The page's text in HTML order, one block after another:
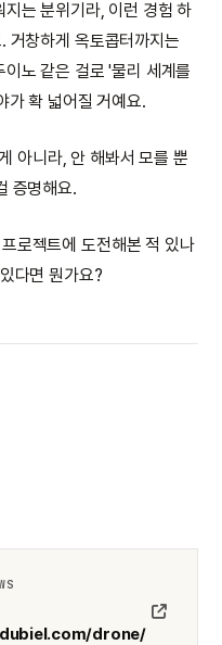
는 분위기라, 이런 경험 하
거창하게 옥토콥터까지는
노 같은 걸로 '물리 세계를
가 확 넓어질 거예요.
아니라, 안 해봐서 모를 뿐
증명해요.
로젝트에 도전해본 적 있나
다면 뭔가요?
drone/